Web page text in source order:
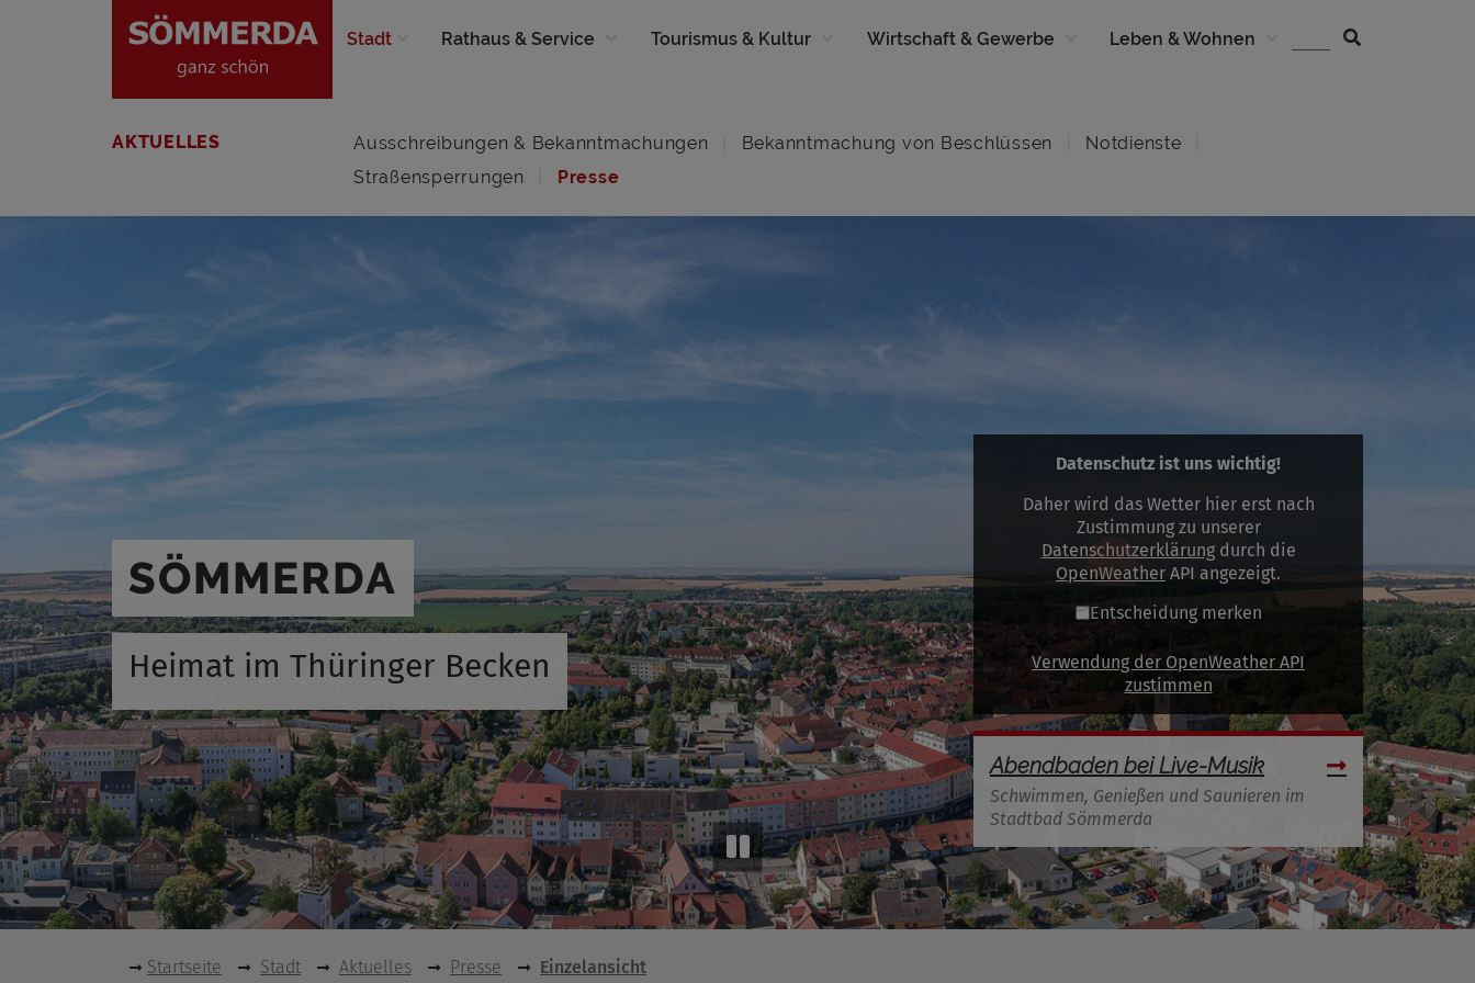
Stadt Rathaus & Service Tourismus & Kultur Wirtschaft & Gewerbe Leben & Wohnen
AKTUELLES Ausschreibungen & Bekanntmachungen Bekanntmachung von Beschlüssen
Notdienste
Straßensperrungen
Presse
SÖMMERDA
Heimat im Thüringer Becken
Datenschutz ist uns wichtig!
Daher wird das Wetter hier erst nach
Zustimmung zu unserer
Datenschutzerklärungdurch die
OpenWeather API angezeigt.
Entscheidung merken
Verwendung der OpenWeather API
zustimmen
Abendbaden bei Live-Musik
Schwimmen, Genießen und Saunieren im
Stadtbad Sömmerda
Startseite Stadt Aktuelles Presse Einzelansicht